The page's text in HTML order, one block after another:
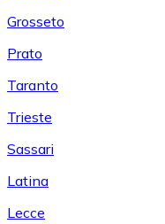
Grosseto
Prato
Taranto
Trieste
Sassari
Latina
Lecce